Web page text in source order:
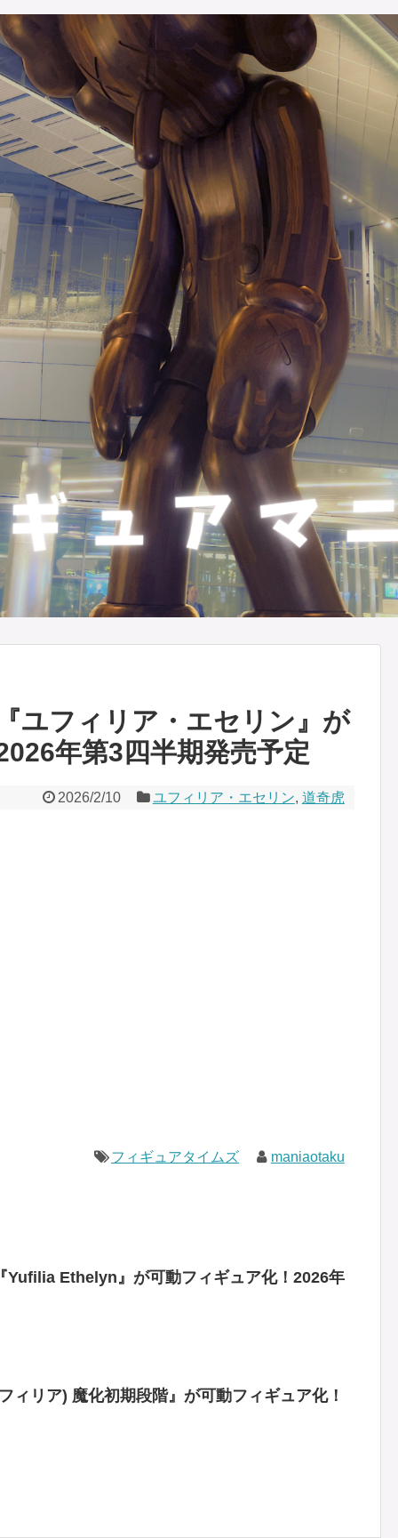
ユフィリア・エセリン』が
年第3四半期発売予定
2026/2/10 ユフィリア・エセリン, 道奇虎
フィギュアタイムズ maniaotaku
Yufilia Ethelyn』が可動フィギュア化！2026年
ィリア) 魔化初期段階』が可動フィギュア化！